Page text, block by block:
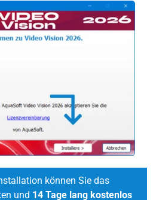
können Sie das
und 14 Tage lang kostenlos